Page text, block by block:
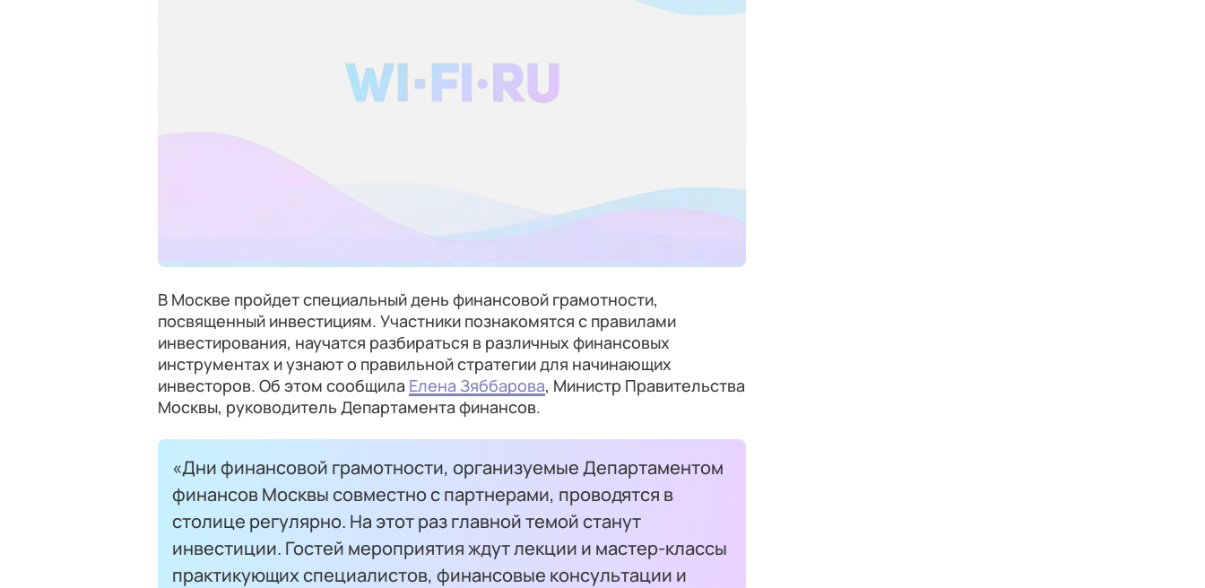
В Москве пройдет специальный день финансовой грамотности,
посвященный инвестициям. Участники познакомятся с правилами
инвестирования, научатся разбираться в различных финансовых
инструментах и узнают о правильной стратегии для начинающих
инвесторов. Об этом сообщила Елена Зяббарова, Министр Правительства
Москвы, руководитель Департамента финансов.
«Дни финансовой грамотности, организуемые Департаментом
финансов Москвы совместно с партнерами, проводятся в
столице регулярно. На этот раз главной темой станут
инвестиции. Гостей мероприятия ждут лекции и мастер-классы
практикующих специалистов, финансовые консультации и